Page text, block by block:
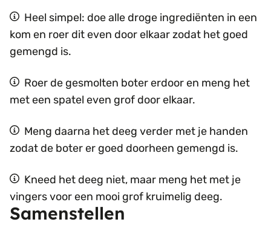
Heel simpel: doe alle droge ingrediënten in een
kom en roer dit even door elkaar zodat het goed
gemengd is.
Roer de gesmolten boter erdoor en meng het
met een spatel even grof door elkaar.
Meng daarna het deeg verder met je handen
zodat de boter er goed doorheen gemengd is.
Kneed het deeg niet, maar meng het met je
vingers voor een mooi grof kruimelig deeg.
Samenstellen